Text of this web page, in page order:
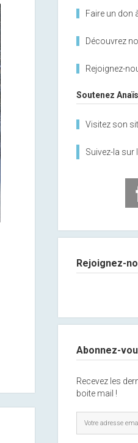
Faire un don
Découvrez
Rejoignez-
Soutenez
Visitez son
Suivez-la sur
Rejoignez-
Abonnez-
Recevez les
boite mail !